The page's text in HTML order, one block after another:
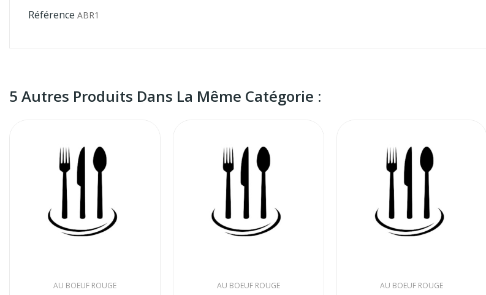
Référence ABR1
5 Autres Produits Dans La Même Catégorie :
AU BOEUF ROUGE AU BOEUF ROUGE AU BOEUF ROUGE